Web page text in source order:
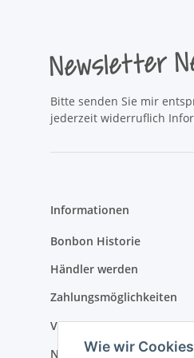
Wie wir
Newsletter
Bitte senden Sie mir
jederzeit widerruflich
Informationen
Bonbon Historie
Händler werden
Zahlungsmöglichkeiten
Versandinformationen
Newsletter